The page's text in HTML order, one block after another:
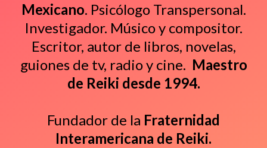
Mexicano. Psicólogo Transpersonal.
Investigador. Músico y compositor.
Escritor, autor de libros, novelas,
guiones de tv, radio y cine. Maestro
de Reiki desde 1994.
Fundador de la Fraternidad
Interamericana de Reiki.